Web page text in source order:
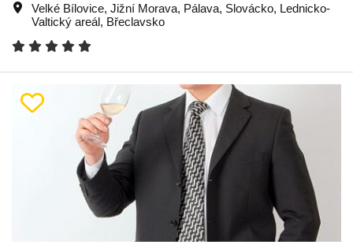
Velké Bílovice, Jižní Morava, Pálava, Slovácko, Lednicko-
Valtický areál, Břeclavsko